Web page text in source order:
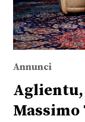
Annunci
Aglientu,
Massimo